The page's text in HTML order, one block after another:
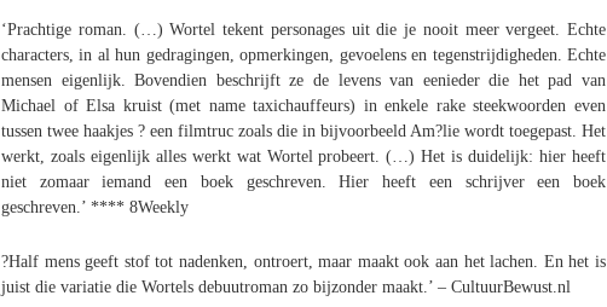
‘Prachtige roman. (…) Wortel tekent personages uit die je nooit meer vergeet. Echte
characters, in al hun gedragingen, opmerkingen, gevoelens en tegenstrijdigheden. Echte
mensen eigenlijk. Bovendien beschrijft ze de levens van eenieder die het pad van
Michael of Elsa kruist (met name taxichauffeurs) in enkele rake steekwoorden even
tussen twee haakjes ? een filmtruc zoals die in bijvoorbeeld Am?lie wordt toegepast. Het
werkt, zoals eigenlijk alles werkt wat Wortel probeert. (…) Het is duidelijk: hier heeft
niet zomaar iemand een boek geschreven. Hier heeft een schrijver een boek
geschreven.’ **** 8Weekly
?Half mens geeft stof tot nadenken, ontroert, maar maakt ook aan het lachen. En het is
juist die variatie die Wortels debuutroman zo bijzonder maakt.’ – CultuurBewust.nl